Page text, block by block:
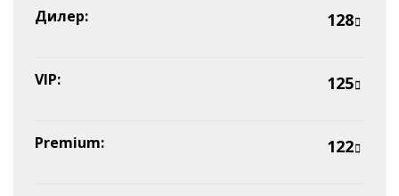
Эквайринг
Оплата на P/C
Дилер: 128
VIP: 125
Premium: 122